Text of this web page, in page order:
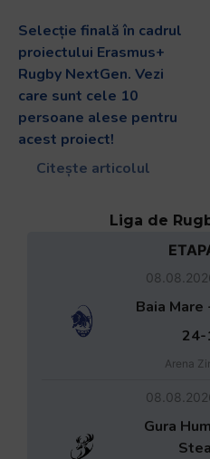
Selecție finală în cadrul
proiectului Erasmus+
Rugby NextGen. Vezi
care sunt cele 10
persoane alese pentru
acest proiect!
Citește articolul
Liga de
Baia Mare
24-
Arena
Gura